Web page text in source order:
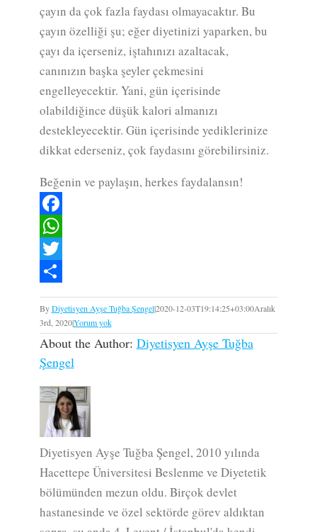
çayın da çok fazla faydası olmayacaktır. Bu
çayın özelliği şu; eğer diyetinizi yaparken, bu
çayı da içerseniz, iştahınızı azaltacak,
canınızın başka şeyler çekmesini
engelleyecektir. Yani, gün içerisinde
olabildiğince düşük kalori almanızı
destekleyecektir. Gün içerisinde yediklerinize
dikkat ederseniz, çok faydasını görebilirsiniz.
Beğenin ve paylaşın, herkes faydalansın!
Facebook
WhatsApp
Twitter
Paylaş
ByDiyetisyen Ayşe Tuğba Şengel|2020-12-03T19:14:25+03:00Aralık
3rd, 2020|Yorum yok
About the Author: Diyetisyen Ayşe Tuğba
Şengel
Diyetisyen Ayşe Tuğba Şengel, 2010 yılında
Hacettepe Üniversitesi Beslenme ve Diyetetik
bölümünden mezun oldu. Birçok devlet
hastanesinde ve özel sektörde görev aldıktan